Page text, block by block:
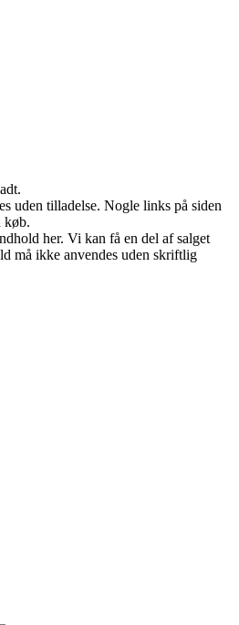
uden tilladelse. Nogle links på siden
køb.
her. Vi kan få en del af salget
må ikke anvendes uden skriftlig